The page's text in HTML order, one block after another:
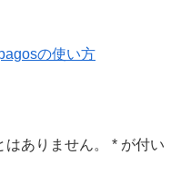
の使い方
ありません。 * が付い